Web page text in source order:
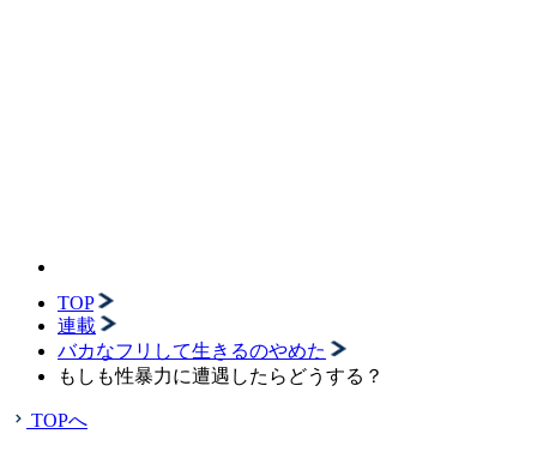
TOP
連載
バカなフリして生きるのやめた
もしも性暴力に遭遇したらどうする？
TOPへ